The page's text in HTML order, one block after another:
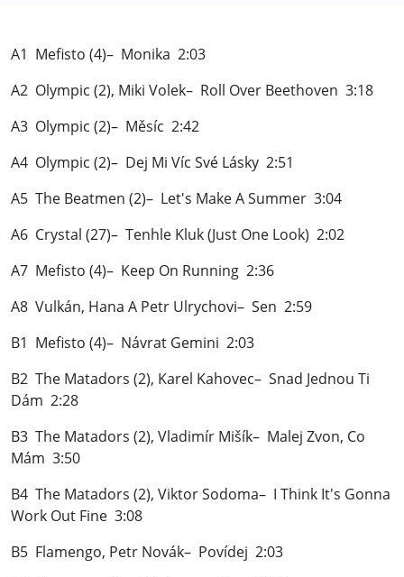
A1 Mefisto (4)– Monika 2:03
A2 Olympic (2), Miki Volek– Roll Over Beethoven 3:18
A3 Olympic (2)– Měsíc 2:42
A4 Olympic (2)– Dej Mi Víc Své Lásky 2:51
A5 The Beatmen (2)– Let's Make A Summer 3:04
A6 Crystal (27)– Tenhle Kluk (Just One Look) 2:02
A7 Mefisto (4)– Keep On Running 2:36
A8 Vulkán, Hana A Petr Ulrychovi– Sen 2:59
B1 Mefisto (4)– Návrat Gemini 2:03
B2 The Matadors (2), Karel Kahovec– Snad Jednou Ti
Dám 2:28
B3 The Matadors (2), Vladimír Mišík– Malej Zvon, Co
Mám 3:50
B4 The Matadors (2), Viktor Sodoma– I Think It's Gonna
Work Out Fine 3:08
B5 Flamengo, Petr Novák– Povídej 2:03